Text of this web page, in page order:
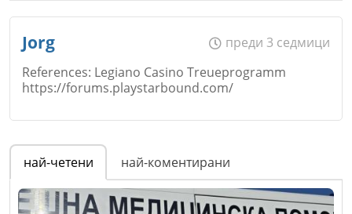
Jorg
преди 3 седмици
References: Legiano Casino Treueprogramm
https://forums.playstarbound.com/
Име*
най-четени
най-коментирани